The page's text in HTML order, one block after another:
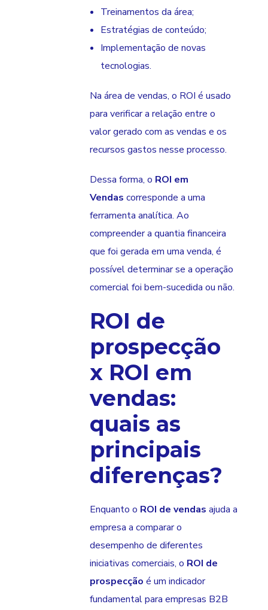
Treinamentos da área;
Estratégias de conteúdo;
Implementação de novas
tecnologias.
Na área de vendas, o ROI é usado
para verificar a relação entre o
valor gerado com as vendas e os
recursos gastos nesse processo.
Dessa forma, o ROI em
Vendas corresponde a uma
ferramenta analítica. Ao
compreender a quantia financeira
que foi gerada em uma venda, é
possível determinar se a operação
comercial foi bem-sucedida ou não.
ROI de
prospecção
x ROI em
vendas:
quais as
principais
diferenças?
Enquanto o ROI de vendas ajuda a
empresa a comparar o
desempenho de diferentes
iniciativas comerciais, o ROI de
prospecção é um indicador
fundamental para empresas B2B